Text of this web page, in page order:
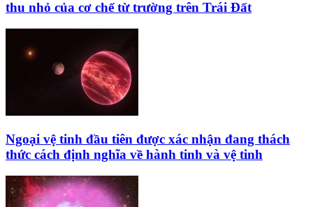
thu nhỏ của cơ chế từ trường trên Trái Đất
Ngoại vệ tinh đầu tiên được xác nhận đang thách
thức cách định nghĩa về hành tinh và vệ tinh